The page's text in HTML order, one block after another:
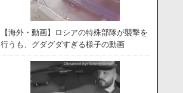
【海外・動画】ロシアの特殊部隊が襲撃を
行うも、グダグダすぎる様子の動画